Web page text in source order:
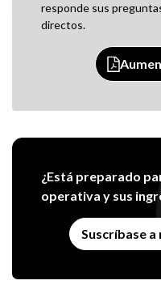
responde sus
directos.
¿Está preparado
operativa y sus
Suscríbase